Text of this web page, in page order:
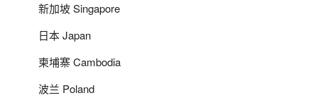
新加坡 Singapore
日本 Japan
柬埔寨 Cambodia
波兰 Poland